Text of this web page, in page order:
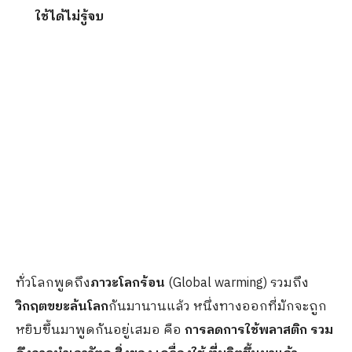
ใช้ได้ไม่รู้จบ
ทั่วโลกพูดถึงภาวะโลกร้อน (Global warming) รวมถึง
วิกฤตขยะล้นโลกกันมานานแล้ว หนึ่งทางออกที่มักจะถูก
หยิบขึ้นมาพูดกันอยู่เสมอ คือ การลดการใช้พลาสติก รวม